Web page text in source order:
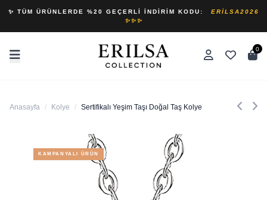
✨ TÜM ÜRÜNLERDE %20 GEÇERLI İNDIRIM KODU:
ERILSA2026
✨✨✨
0
Anasayfa / Kolye / Sertifikalı Yeşim Taşı Doğal Taş Kolye
KAMPANYALI ÜRÜN